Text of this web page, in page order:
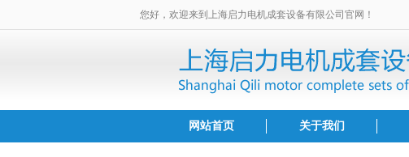
您好，欢迎来到上海启力电机成套设备有限公司官网！
网站首页 关于我们